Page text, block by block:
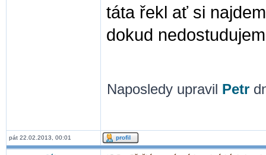
táta řekl ať si
dokud
Naposledy upravil Petr
pát 22.02.2013, 00:01